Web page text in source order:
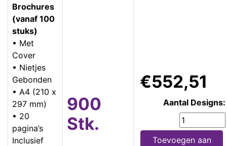
Brochures
(vanaf 100
stuks)
• Met
Cover
• Nietjes
Gebonden
• A4 (210 x
297 mm)
• 20
pagina’s
Inclusief
900
Stk.
€552,51
Aantal Designs:
Toevoegen aan